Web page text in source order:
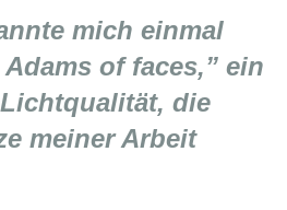
mich einmal
of faces,” ein
die
meiner Arbeit